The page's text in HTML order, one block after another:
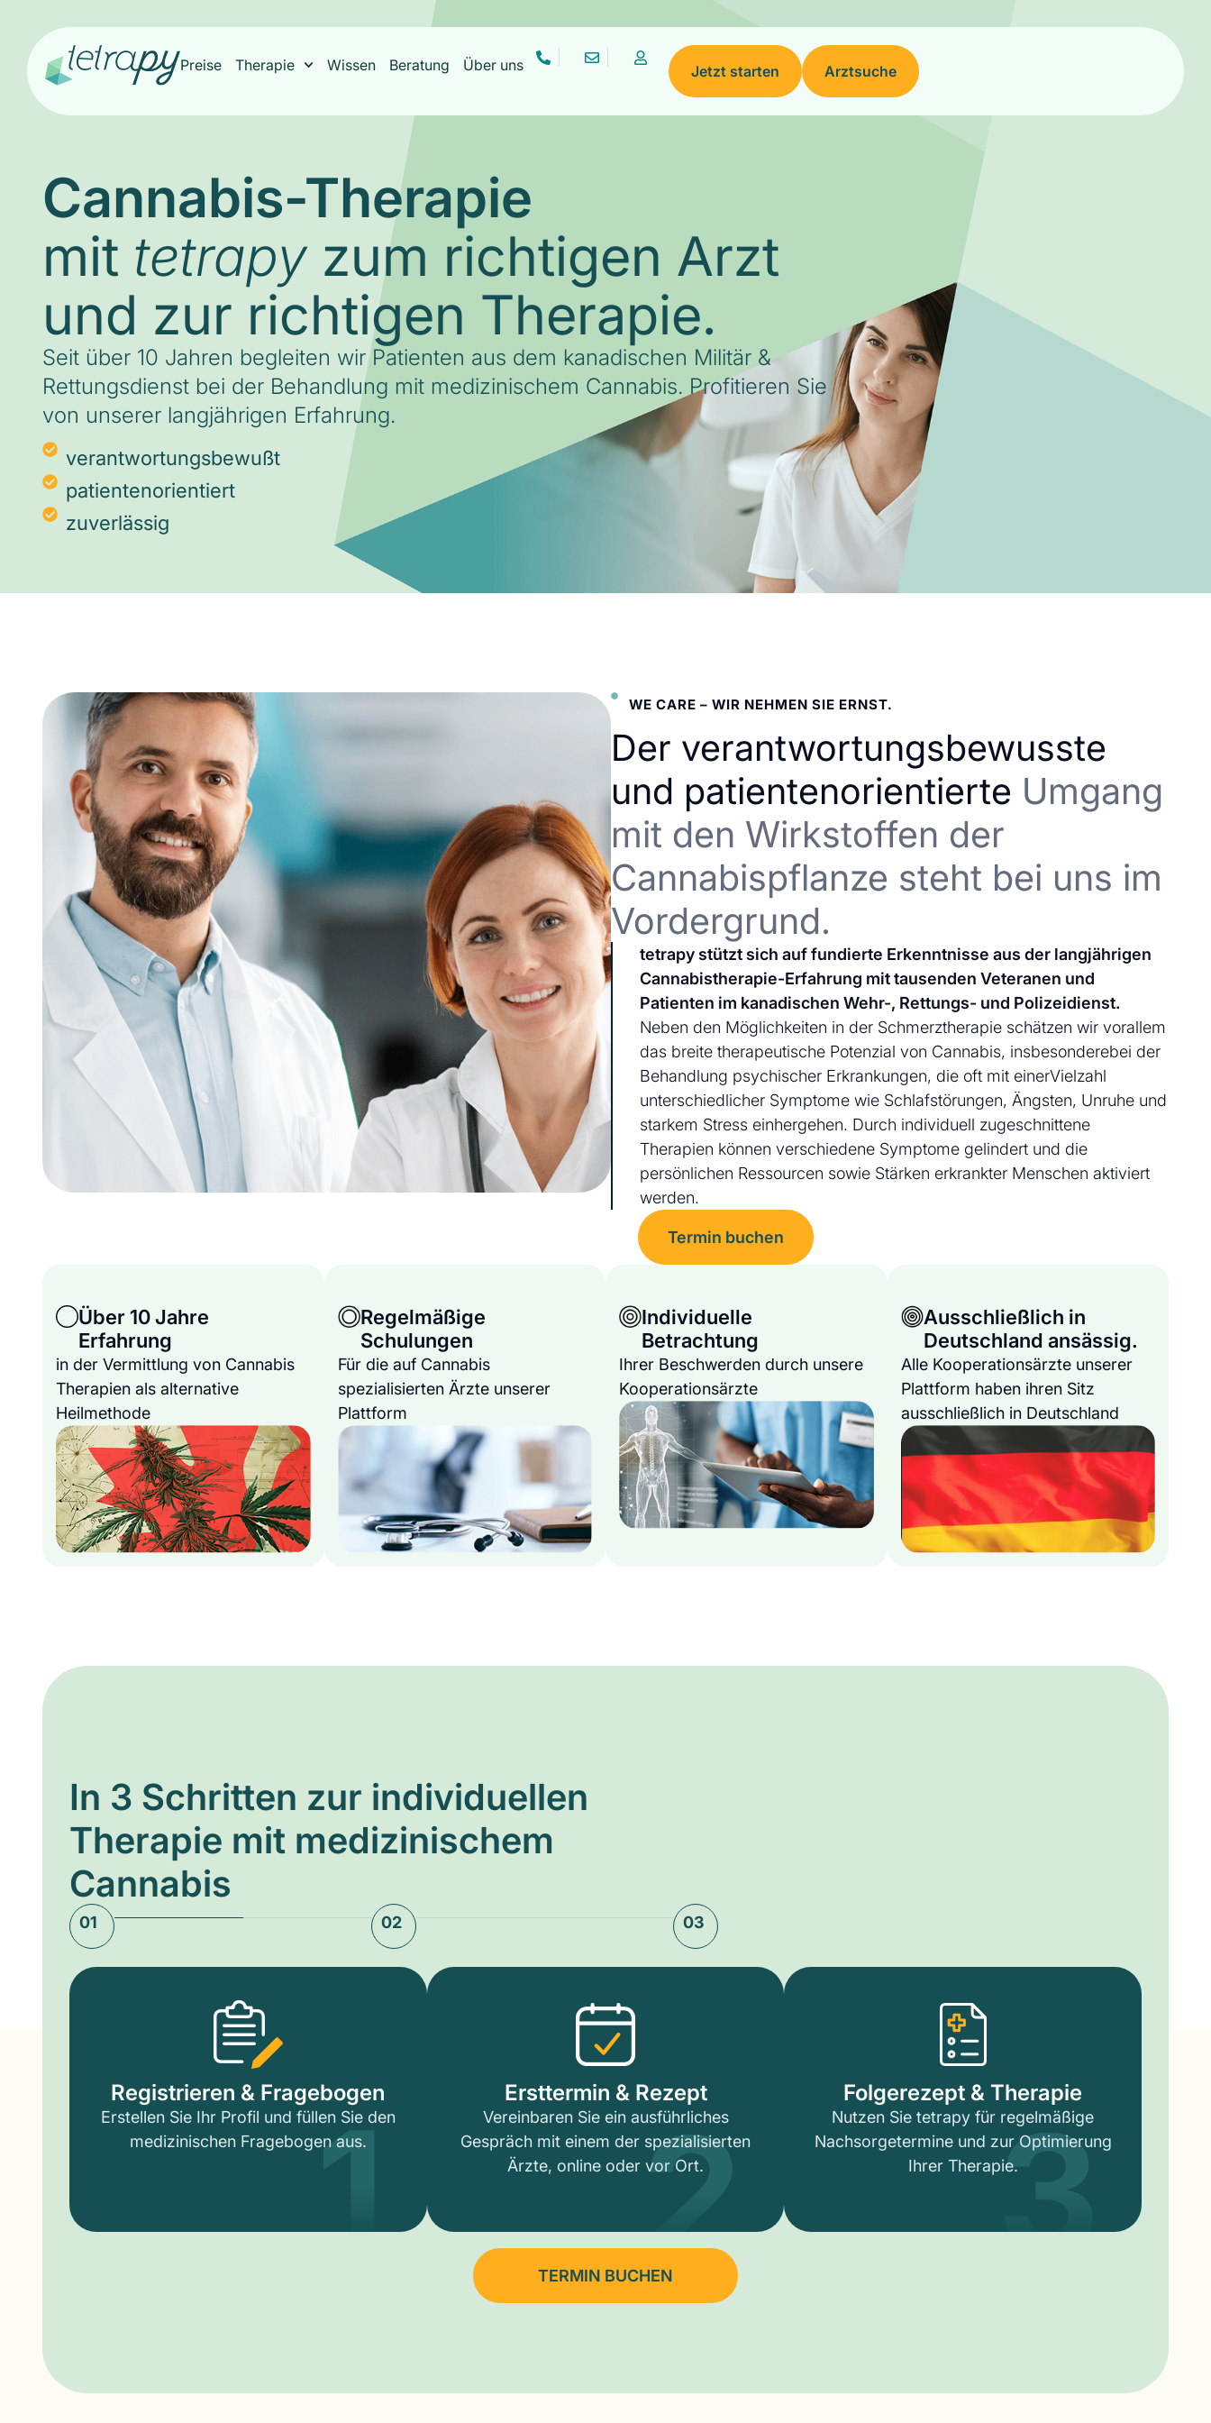
Preise Therapie Wissen Beratung Über uns Jetzt starten Arztsuche
Cannabis-Therapie
mit tetrapyzum richtigen Arzt
und zur richtigen Therapie.
Seit über 10 Jahren begleiten wir Patienten aus dem kanadischen Militär &
Rettungsdienst bei der Behandlung mit medizinischem Cannabis. Profitieren Sie
von unserer langjährigen Erfahrung.
verantwortungsbewußt
patientenorientiert
zuverlässig
WE CARE – WIR NEHMEN SIE ERNST.
Der verantwortungsbewusste
und patientenorientierte Umgang
mit den Wirkstoffen der
Cannabispflanze steht bei uns im
Vordergrund.
tetrapy stützt sich auf fundierte Erkenntnisse aus der langjährigen
Cannabistherapie-Erfahrung mit tausenden Veteranen und
Patienten im kanadischen Wehr-, Rettungs- und Polizeidienst.
Neben den Möglichkeiten in der Schmerztherapie schätzen wir vorallem
das breite therapeutische Potenzial von Cannabis, insbesonderebei der
Behandlung psychischer Erkrankungen, die oft mit einerVielzahl
unterschiedlicher Symptome wie Schlafstörungen, Ängsten, Unruhe und
starkem Stress einhergehen. Durch individuell zugeschnittene
Therapien können verschiedene Symptome gelindert und die
persönlichen Ressourcen sowie Stärken erkrankter Menschen aktiviert
werden.
Termin buchen
Über 10 Jahre
Erfahrung
in der Vermittlung von Cannabis
Therapien als alternative
Heilmethode
Regelmäßige
Schulungen
Für die auf Cannabis
spezialisierten Ärzte unserer
Plattform
Individuelle
Betrachtung
Ihrer Beschwerden durch unsere
Kooperationsärzte
Ausschließlich in
Deutschland ansässig.
Alle Kooperationsärzte unserer
Plattform haben ihren Sitz
ausschließlich in Deutschland
In 3 Schritten zur individuellen
Therapie mit medizinischem
Cannabis
01 02 03
Registrieren & Fragebogen
Erstellen Sie Ihr Profil und füllen Sie den
medizinischen Fragebogen aus.
1 Ersttermin & Rezept
Vereinbaren Sie ein ausführliches
Gespräch mit einem der spezialisierten
Ärzte, online oder vor Ort.
2 Folgerezept & Therapie
Nutzen Sie tetrapy für regelmäßige
Nachsorgetermine und zur Optimierung
Ihrer Therapie.3
TERMIN BUCHEN